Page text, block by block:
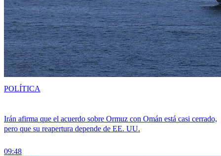
Irán afirma que el acuerdo sobre Ormuz con Omán está casi cerrado,
pero que su reapertura depende de EE. UU.
09:48
POLÍTICA